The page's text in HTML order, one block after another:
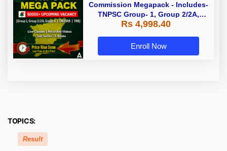
Commission Megapack - Includes-
TNPSC Group- 1, Group 2/2A,
Group 4, TRB & TNUSRB
Rs 4,998.40
Enroll Now
TOPICS:
Result